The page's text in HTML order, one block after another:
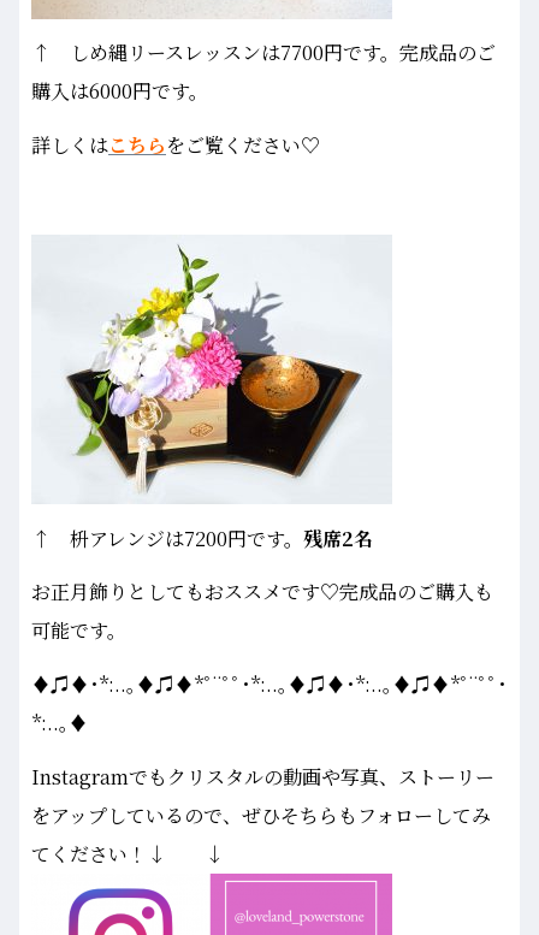
↑ しめ縄リースレッスンは7700円です。完成品のご
購入は6000円です。
詳しくはこちらをご覧ください♡
↑ 枡アレンジは7200円です。 残席2名
お正月飾りとしてもおススメです♡完成品のご購入も
可能です。
♦♫♦･*:..｡♦♫♦*ﾟ¨ﾟﾟ･*:..｡♦♫♦･*:..｡♦♫♦*ﾟ¨ﾟﾟ･
*:..｡♦
Instagramでもクリスタルの動画や写真、ストーリー
をアップしているので、ぜひそちらもフォローしてみ
てください！↓ ↓